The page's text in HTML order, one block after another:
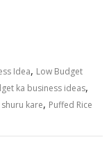
Idea, Low Budget
ka business ideas,
kare, Puffed Rice